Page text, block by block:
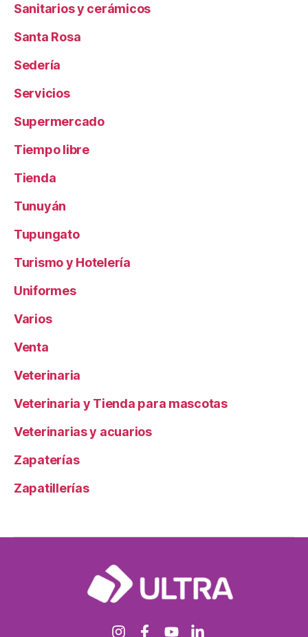
Sanitarios y cerámicos
Santa Rosa
Sedería
Servicios
Supermercado
Tiempo libre
Tienda
Tunuyán
Tupungato
Turismo y Hotelería
Uniformes
Varios
Venta
Veterinaria
Veterinaria y Tienda para mascotas
Veterinarias y acuarios
Zapaterías
Zapatillerías